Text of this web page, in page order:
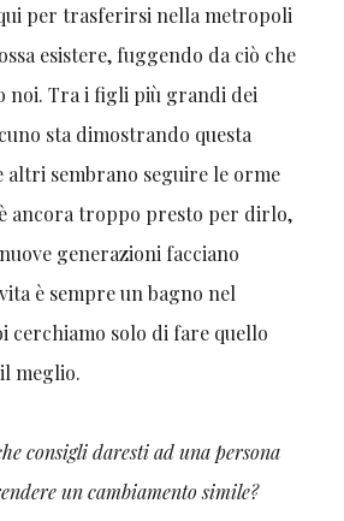
per trasferirsi nella metropoli
esistere, fuggendo da ciò che
noi. Tra i figli più grandi dei
sta dimostrando questa
altri sembrano seguire le orme
ancora troppo presto per dirlo,
generazioni facciano
è sempre un bagno nel
cerchiamo solo di fare quello
meglio.
consigli daresti ad una persona
un cambiamento simile?